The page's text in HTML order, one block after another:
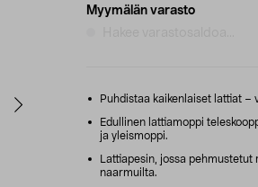
Myymälän varasto
Puhdistaa kaikenlaiset lattiat –
Edullinen lattiamoppi
ja yleismoppi.
Lattiapesin, jossa
naarmuilta.